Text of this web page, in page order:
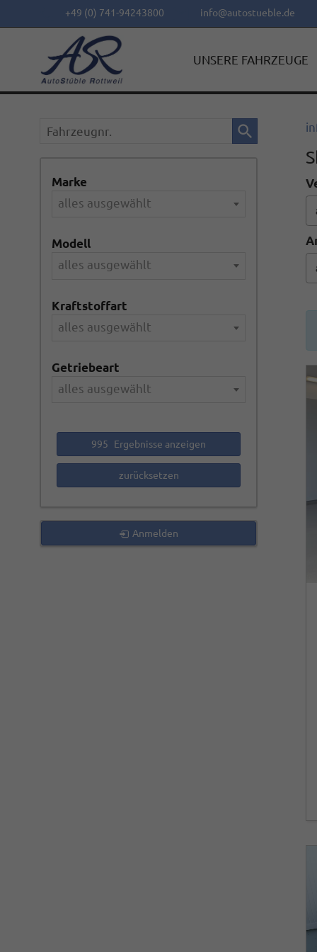
+49 (0) 741-94243800 info@autostueble.de
UNSERE FAHRZEUGE
Fahrzeugnr.
Marke
alles ausgewählt
Modell
alles ausgewählt
Kraftstoffart
alles ausgewählt
Getriebeart
alles ausgewählt
995 Ergebnisse anzeigen
zurücksetzen
Anmelden